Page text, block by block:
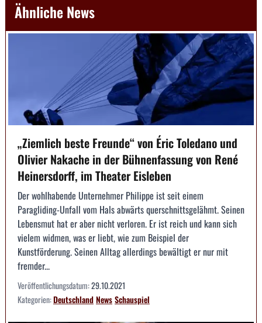
Ähnliche News
„Ziemlich beste Freunde“ von Éric Toledano und
Olivier Nakache in der Bühnenfassung von René
Heinersdorff, im Theater Eisleben
Der wohlhabende Unternehmer Philippe ist seit einem
Paragliding-Unfall vom Hals abwärts querschnittsgelähmt. Seinen
Lebensmut hat er aber nicht verloren. Er ist reich und kann sich
vielem widmen, was er liebt, wie zum Beispiel der
Kunstförderung. Seinen Alltag allerdings bewältigt er nur mit
fremder...
Veröffentlichungsdatum:29.10.2021
Kategorien:DeutschlandNewsSchauspiel